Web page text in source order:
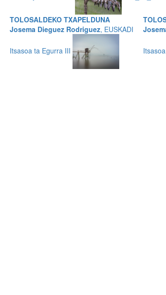
TOLOSALDEKO TXAPELDUNA
Josema Dieguez Rodriguez, EUSKADI
Itsasoa ta Egurra III